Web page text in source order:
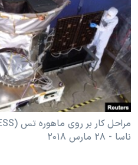
فرهنگ و زندگی
حقوق شهروندی
اقتصادی
علم و فناوری
اسرائیل در جنگ
آرشیو پخش زنده
مستندها
انتخابات ریاست جمهوری آمریکا ۲۰۲۴
حمله جمهوری اسلامی به اسرائیل
رمز مهسا
ورزش زنان در ایران
مجموعه مستندهای دادخواهی
دنبال کنید
زبانهای مختلف
ناسا - ۲۸ مارس ۲۰۱۸